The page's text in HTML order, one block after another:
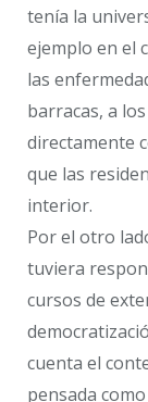
tenía la
ejemplo en el
las
barracas, a
directamente
que las
interior.
Por el otro
tuviera
cursos de
cuenta el
pensada